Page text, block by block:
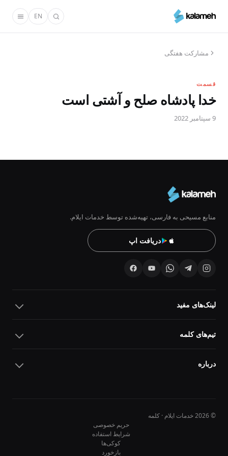
محتوای
EN
مشارکت هفتگی
قسمت
خدا پادشاه صلح و آشتی است
9 سپتامبر 2022
منابع مسیحی به فارسی، تهیه‌شده توسط خدمات ایلام.
دریافت اپ
لینک‌های مفید
تیم‌های کلمه
درباره
© 2026 خدمات ایلام · کلمه
حریم خصوصی
شرایط استفاده
کوکی‌ها
بازخورد
10